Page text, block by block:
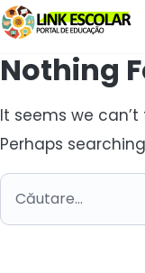
Legătură
Nothing
It seems we
Perhaps
Caută după: